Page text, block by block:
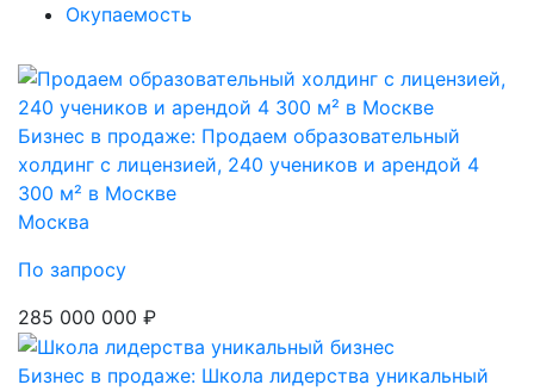
Окупаемость
Бизнес в продаже: Продаем образовательный
холдинг с лицензией, 240 учеников и арендой 4
300 м² в Москве
Москва
По запросу
285 000 000 ₽
Бизнес в продаже: Школа лидерства уникальный